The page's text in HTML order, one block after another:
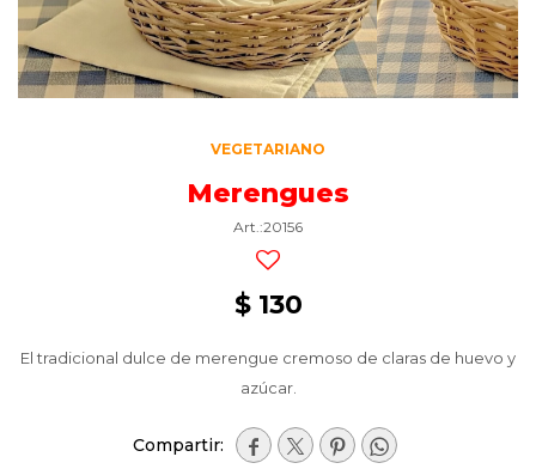
VEGETARIANO
Merengues
20156
$ 130
El tradicional dulce de merengue cremoso de claras de huevo y
azúcar.
   